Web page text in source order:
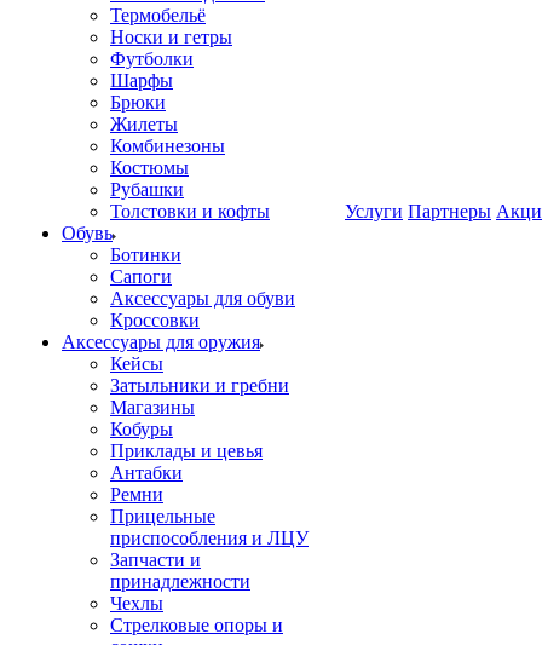
Термобельё
Носки и гетры
Футболки
Шарфы
Брюки
Жилеты
Комбинезоны
Костюмы
Рубашки
Толстовки и кофты
Обувь
Ботинки
Сапоги
Аксессуары для обуви
Кроссовки
Аксессуары для оружия
Кейсы
Затыльники и гребни
Магазины
Кобуры
Приклады и цевья
Антабки
Ремни
Прицельные
приспособления и ЛЦУ
Запчасти и
принадлежности
Чехлы
Стрелковые опоры и
Услуги Партнеры